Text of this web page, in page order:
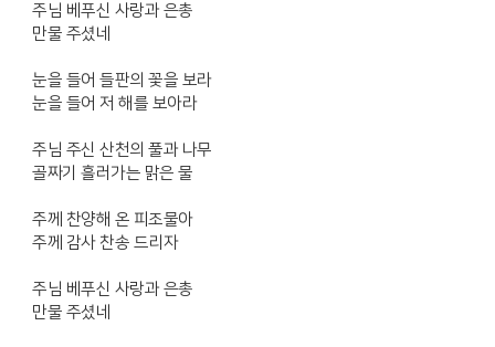
주님 베푸신 사랑과 은총
만물 주셨네
눈을 들어 들판의 꽃을 보라
눈을 들어 저 해를 보아라
주님 주신 산천의 풀과 나무
골짜기 흘러가는 맑은 물
주께 찬양해 온 피조물아
주께 감사 찬송 드리자
주님 베푸신 사랑과 은총
만물 주셨네